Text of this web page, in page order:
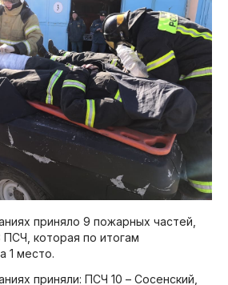
приняло 9 пожарных частей,
которая по итогам
1 место.
приняли: ПСЧ 10 – Сосенский,